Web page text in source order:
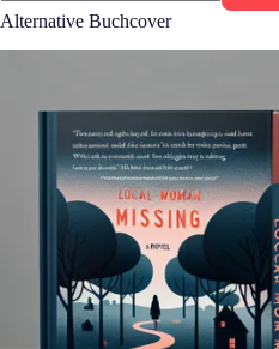
Alternative Buchcover